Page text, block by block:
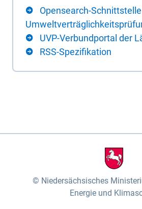
Opensearch-
UVP-Verbundportal der
RSS-Spezifikation
Niedersächsisches
Energie und